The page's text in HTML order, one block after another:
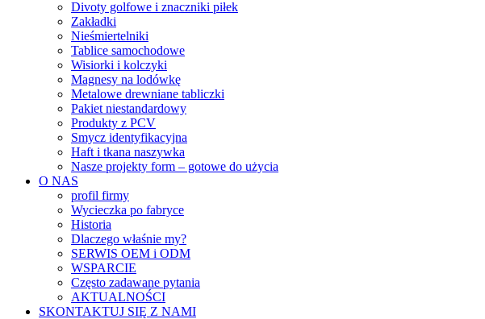
Divoty golfowe i znaczniki piłek
Zakładki
Nieśmiertelniki
Tablice samochodowe
Wisiorki i kolczyki
Magnesy na lodówkę
Metalowe drewniane tabliczki
Pakiet niestandardowy
Produkty z PCV
Smycz identyfikacyjna
Haft i tkana naszywka
Nasze projekty form – gotowe do użycia
O NAS
profil firmy
Wycieczka po fabryce
Historia
Dlaczego właśnie my?
SERWIS OEM i ODM
WSPARCIE
Często zadawane pytania
AKTUALNOŚCI
SKONTAKTUJ SIĘ Z NAMI